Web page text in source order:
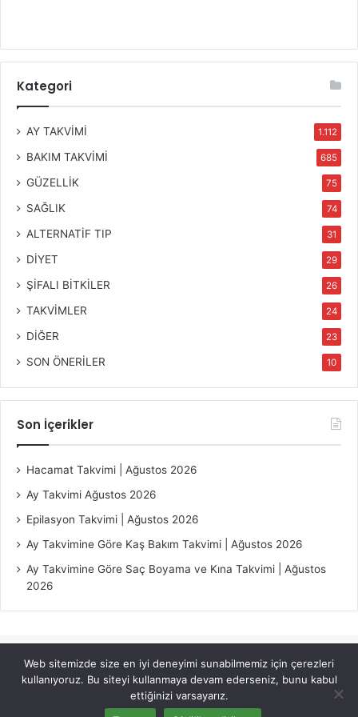
Kategori
AY TAKVİMİ 1.112
BAKIM TAKVİMİ 685
GÜZELLİK 75
SAĞLIK 74
ALTERNATİF TIP 31
DİYET 29
ŞİFALI BİTKİLER 26
TAKVİMLER 24
DİĞER 23
SON ÖNERİLER 10
Son İçerikler
Hacamat Takvimi | Ağustos 2026
Ay Takvimi Ağustos 2026
Epilasyon Takvimi | Ağustos 2026
Ay Takvimine Göre Kaş Bakım Takvimi | Ağustos 2026
Ay Takvimine Göre Saç Boyama ve Kına Takvimi | Ağustos
2026
© Copyright 2026, All Rights Reserved |
Jannah Theme by
TieLabs
Web sitemizde size en iyi deneyimi sunabilmemiz için çerezleri
kullanıyoruz. Bu siteyi kullanmaya devam ederseniz, bunu kabul
ettiğinizi varsayarız.